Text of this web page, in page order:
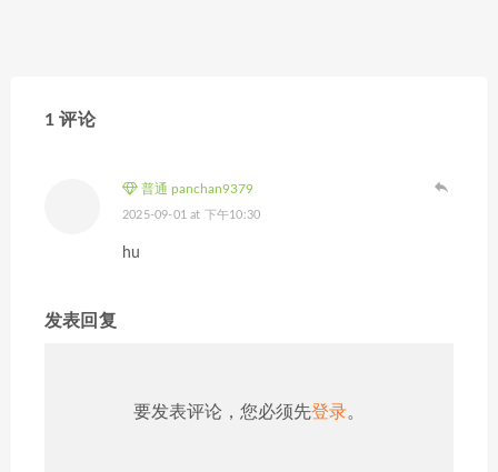
1 评论
普通 panchan9379
2025-09-01 at 下午10:30
hu
发表回复
要发表评论，您必须先登录。